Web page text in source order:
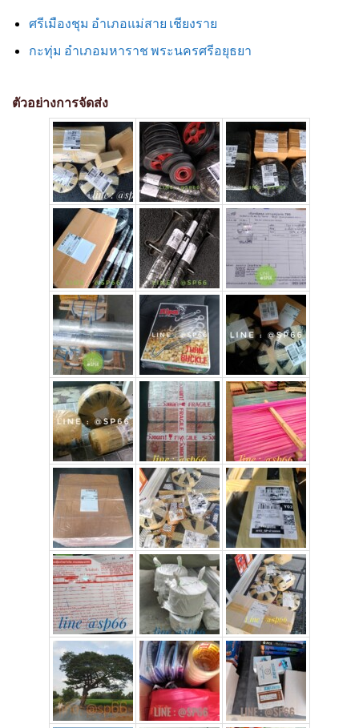
ศรีเมืองชุม อำเภอแม่สาย เชียงราย
กะทุ่ม อำเภอมหาราช พระนครศรีอยุธยา
ตัวอย่างการจัดส่ง